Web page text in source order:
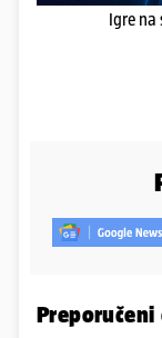
Igre na
Preporučeni